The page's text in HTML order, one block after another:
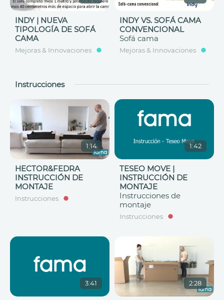
INDY | NUEVA
TIPOLOGÍA DE SOFÁ
CAMA
Mejoras & Innovaciones
INDY VS. SOFÁ CAMA
CONVENCIONAL
Sofá cama
Mejoras & Innovaciones
Instrucciones
1:14
HECTOR&FEDRA
INSTRUCCIÓN DE
MONTAJE
Instrucciones
1:42
TESEO MOVE |
INSTRUCCIÓN DE
MONTAJE
Instrucciones de
montaje
Instrucciones
3:41 2:28